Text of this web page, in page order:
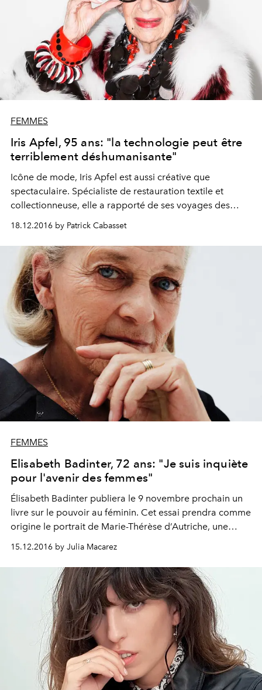
FEMMES
Iris Apfel, 95 ans: "la technologie peut être
terriblement déshumanisante"
Icône de mode, Iris Apfel est aussi créative que
spectaculaire. Spécialiste de restauration textile et
collectionneuse, elle a rapporté de ses voyages des
Son dernier haut fait – une publicité pour Citroën – met
en avant sa propre philosophie : fuir les tendances et les
règles, tout miser sur le style. Sa popularité mondiale lui
permet même d’avoir une ligne d’émojis à son effigie…
18.12.2016 by Patrick Cabasset
FEMMES
Elisabeth Badinter, 72 ans: "Je suis inquiète
pour l'avenir des femmes"
Élisabeth Badinter publiera le 9 novembre prochain un
livre sur le pouvoir au féminin. Cet essai prendra comme
origine le portrait de Marie-Thérèse d’Autriche, une
15.12.2016 by Julia Macarez